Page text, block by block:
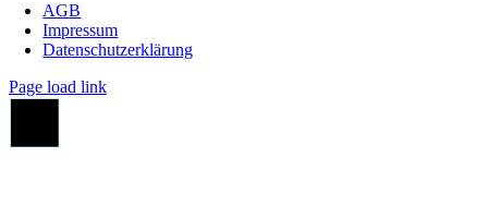
AGB
Impressum
Datenschutzerklärung
Page load link
Go
Top